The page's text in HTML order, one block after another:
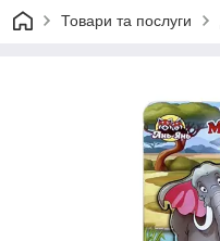
Товари та послуги